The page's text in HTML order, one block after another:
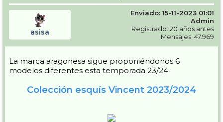
asisa
Enviado: 15-11-2023 01:01
Admin
Registrado: 20 años antes
Mensajes: 47.969
La marca aragonesa sigue proponiéndonos 6
modelos diferentes esta temporada 23/24
Colección esquís Vincent 2023/2024